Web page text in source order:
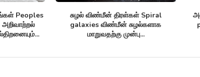
சுழல் விண்மீன் திரள்கள் Spiral
galaxies விண்மீன் சுழல்களாக
மாறுவதற்கு முன்பு...
அன்னோம்
proteins 2